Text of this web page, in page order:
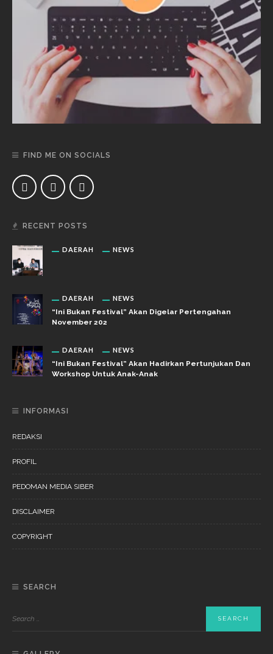
FIND ME ON SOCIALS
RECENT POSTS
DAERAH NEWS
DAERAH NEWS
“Ini Bukan Festival” Akan Digelar Pertengahan
November 202
DAERAH NEWS
“Ini Bukan Festival” Akan Hadirkan Pertunjukan Dan
Workshop Untuk Anak-Anak
INFORMASI
REDAKSI
PROFIL
PEDOMAN MEDIA SIBER
DISCLAIMER
COPYRIGHT
SEARCH